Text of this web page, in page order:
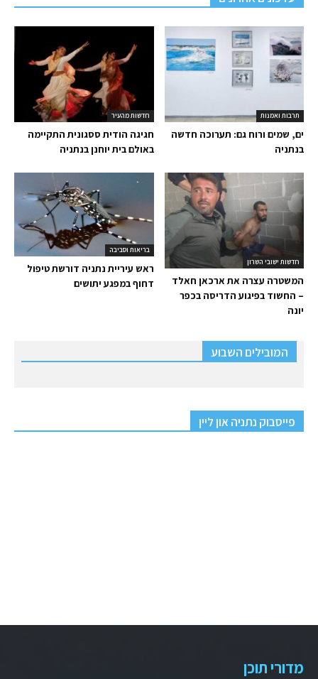
חדשות מהעיר
חגיגה הודית ססגונית התקיימה
באולם בית יוחנן בנתניה
תרבות ואמנות
ים, שמים ורוח גם: תערוכה חדשה
בנתניה
בריאות וסביבה
ראש עיריית נתניה דורשת טיפול
דחוף במפגע יתושים
חדשות ישובי השרון
המשטרה עצרה את ארכאן חאלד
– החשוד בפיגוע הדריסה בכפר
יונה
המובילים השבוע
פייסבוק נתניה און ליין
מדורי תוכן